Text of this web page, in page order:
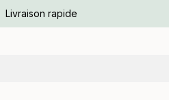
Livraison rapide